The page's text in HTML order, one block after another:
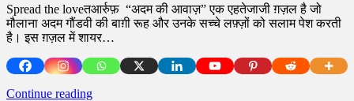
Spread the loveतआर्रुफ़ “अदम की आवाज़” एक एहतेजाजी ग़ज़ल है जो
मौलाना अदम गौंडवी की बाग़ी रूह और उनके सच्चे लफ़्ज़ों को सलाम पेश करती
है। इस ग़ज़ल में शायर…
Continue reading